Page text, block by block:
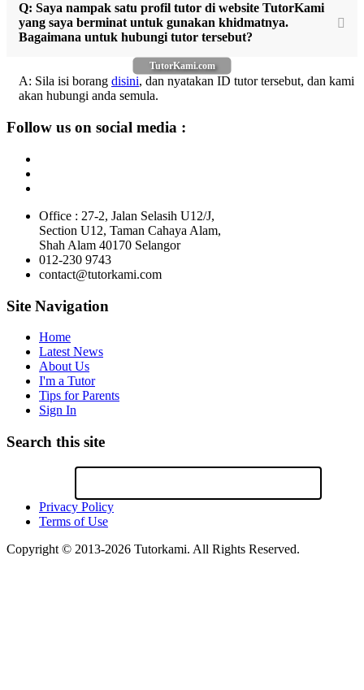
TutorKami.com
Q: Saya nampak satu profil tutor di website TutorKami
yang saya berminat untuk gunakan khidmatnya.
Bagaimana untuk hubungi tutor tersebut?
A: Sila isi borang disini, dan nyatakan ID tutor tersebut, dan kami
akan hubungi anda semula.
Follow us on social media :
Office : 27-2, Jalan Selasih U12/J,
Section U12, Taman Cahaya Alam,
Shah Alam 40170 Selangor
012-230 9743
contact@tutorkami.com
Site Navigation
Home
Latest News
About Us
I'm a Tutor
Tips for Parents
Sign In
Search this site
Privacy Policy
Terms of Use
Copyright © 2013-2026 Tutorkami. All Rights Reserved.